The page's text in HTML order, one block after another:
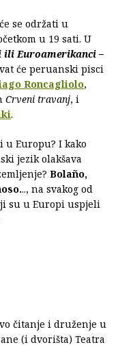
se održati u
u 19 sati. U
Euroamerikanci –
će peruanski pisci
Roncagliolo,
Crveni travanj, i
.
u Europu? I kako
jezik olakšava
Bolaño,
.., na svakog od
su u Europi uspjeli
čitanje i druženje u
(i dvorišta) Teatra